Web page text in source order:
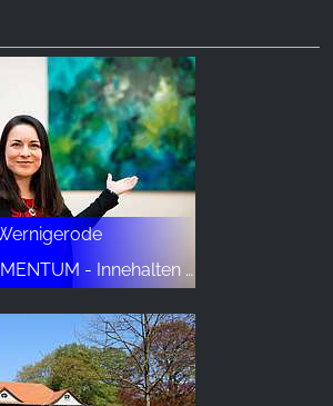
- Innehalten in Farbe"
cookie zbierają informacje
te pomagają nam
sposób odwiedzający korzystają